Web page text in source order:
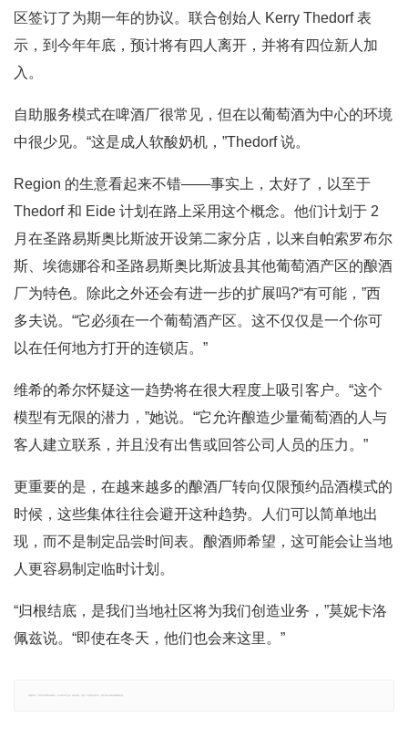
区签订了为期一年的协议。联合创始人 Kerry Thedorf 表
示，到今年年底，预计将有四人离开，并将有四位新人加
入。
自助服务模式在啤酒厂很常见，但在以葡萄酒为中心的环境
中很少见。“这是成人软酸奶机，”Thedorf 说。
Region 的生意看起来不错——事实上，太好了，以至于
Thedorf 和 Eide 计划在路上采用这个概念。他们计划于 2
月在圣路易斯奥比斯波开设第二家分店，以来自帕索罗布尔
斯、埃德娜谷和圣路易斯奥比斯波县其他葡萄酒产区的酿酒
厂为特色。除此之外还会有进一步的扩展吗?“有可能，”西
多夫说。“它必须在一个葡萄酒产区。这不仅仅是一个你可
以在任何地方打开的连锁店。”
维希的希尔怀疑这一趋势将在很大程度上吸引客户。“这个
模型有无限的潜力，”她说。“它允许酿造少量葡萄酒的人与
客人建立联系，并且没有出售或回答公司人员的压力。”
更重要的是，在越来越多的酿酒厂转向仅限预约品酒模式的
时候，这些集体往往会避开这种趋势。人们可以简单地出
现，而不是制定品尝时间表。酿酒师希望，这可能会让当地
人更容易制定临时计划。
“归根结底，是我们当地社区将为我们创造业务，”莫妮卡洛
佩兹说。“即使在冬天，他们也会来这里。”